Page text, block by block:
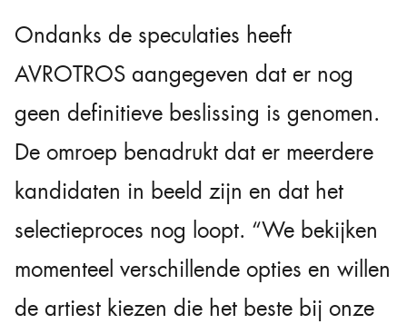
Ondanks de speculaties heeft
AVROTROS aangegeven dat er nog
geen definitieve beslissing is genomen.
De omroep benadrukt dat er meerdere
kandidaten in beeld zijn en dat het
selectieproces nog loopt. “We bekijken
momenteel verschillende opties en willen
de artiest kiezen die het beste bij onze